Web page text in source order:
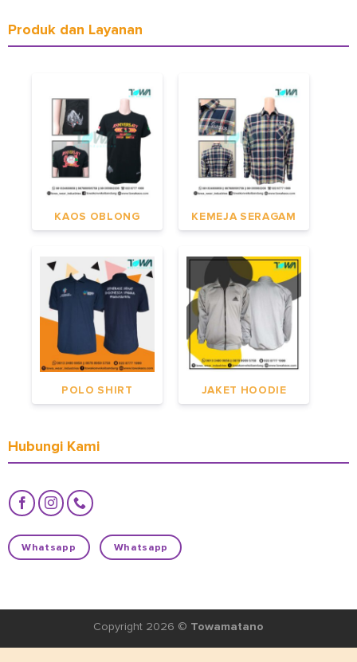
Produk dan Layanan
KAOS OBLONG KEMEJA SERAGAM
POLO SHIRT JAKET HOODIE
Hubungi Kami
Whatsapp Whatsapp
Copyright 2026 © Towamatano